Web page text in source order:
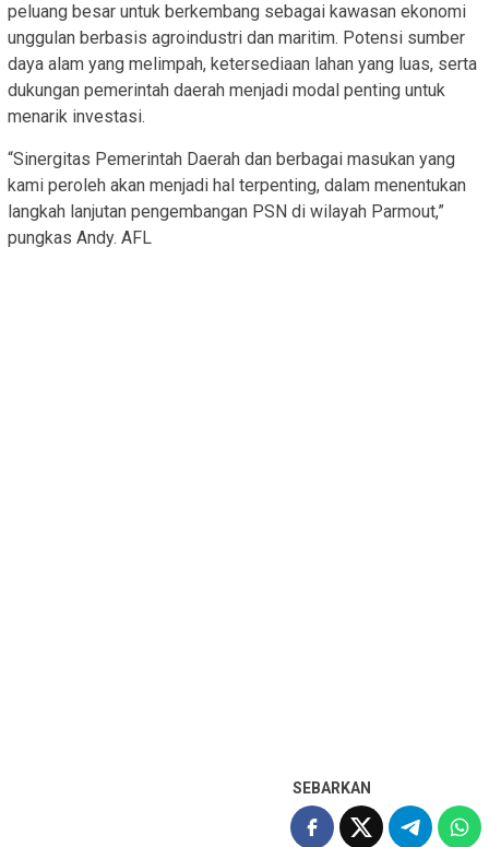
peluang besar untuk berkembang sebagai kawasan ekonomi
unggulan berbasis agroindustri dan maritim. Potensi sumber
daya alam yang melimpah, ketersediaan lahan yang luas, serta
dukungan pemerintah daerah menjadi modal penting untuk
menarik investasi.
“Sinergitas Pemerintah Daerah dan berbagai masukan yang
kami peroleh akan menjadi hal terpenting, dalam menentukan
langkah lanjutan pengembangan PSN di wilayah Parmout,”
pungkas Andy. AFL
SEBARKAN